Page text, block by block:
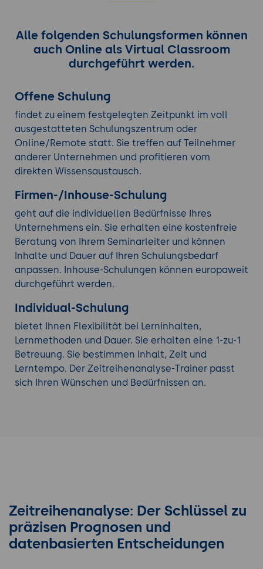
Alle folgenden Schulungsformen können
auch Online als Virtual Classroom
durchgeführt werden.
Offene Schulung
findet zu einem festgelegten Zeitpunkt im voll
ausgestatteten Schulungszentrum oder
Online/Remote statt. Sie treffen auf Teilnehmer
anderer Unternehmen und profitieren vom
direkten Wissensaustausch.
Firmen-/Inhouse-Schulung
geht auf die individuellen Bedürfnisse Ihres
Unternehmens ein. Sie erhalten eine kostenfreie
Beratung von Ihrem Seminarleiter und können
Inhalte und Dauer auf Ihren Schulungsbedarf
anpassen. Inhouse-Schulungen können europaweit
durchgeführt werden.
Individual-Schulung
bietet Ihnen Flexibilität bei Lerninhalten,
Lernmethoden und Dauer. Sie erhalten eine 1-zu-1
Betreuung. Sie bestimmen Inhalt, Zeit und
Lerntempo. Der Zeitreihenanalyse-Trainer passt
sich Ihren Wünschen und Bedürfnissen an.
Zeitreihenanalyse: Der Schlüssel zu
präzisen Prognosen und
datenbasierten Entscheidungen